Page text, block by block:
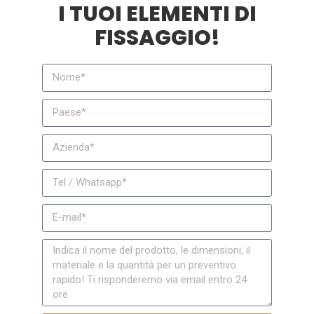
11. Funghi o teste di traliccio
Questo tipo di testa di vite è simile a una testa
a sottosquadro, ma con uno spazio o un
taglio. Sono riconoscibili per la testa bombata
più ampia, ma a basso profilo, che offre una
superficie maggiore rispetto alla maggior
parte degli altri profili.
Questa particolare progettazione consente di
distribuire la coppia applicata su un'area più
ampia, utile nelle situazioni in cui è necessario
I TUOI ELEMENTI DI
FISSAGGIO!